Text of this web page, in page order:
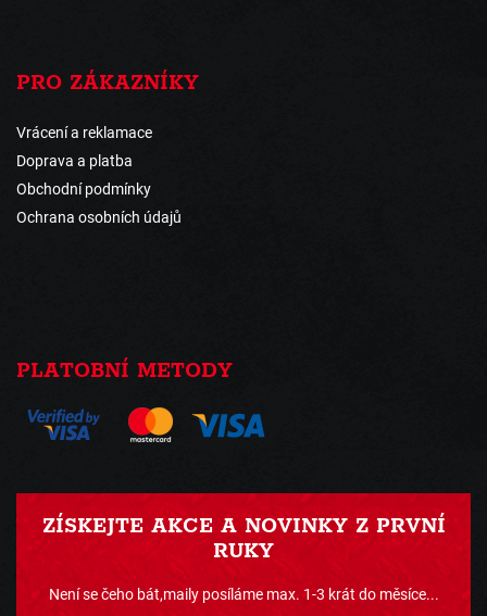
PRO ZÁKAZNÍKY
Vrácení a reklamace
Doprava a platba
Obchodní podmínky
Ochrana osobních údajů
PLATOBNÍ METODY
ZÍSKEJTE AKCE A NOVINKY Z PRVNÍ
RUKY
Není se čeho bát,maily posíláme max. 1-3 krát do měsíce...